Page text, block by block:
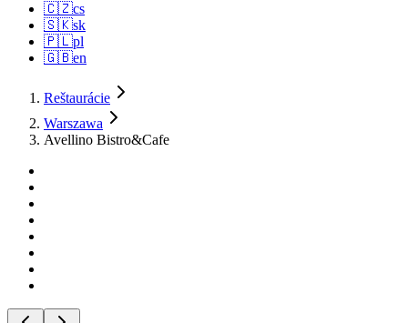
🇨🇿cs
🇸🇰sk
🇵🇱pl
🇬🇧en
Reštaurácie
Warszawa
Avellino Bistro&Cafe